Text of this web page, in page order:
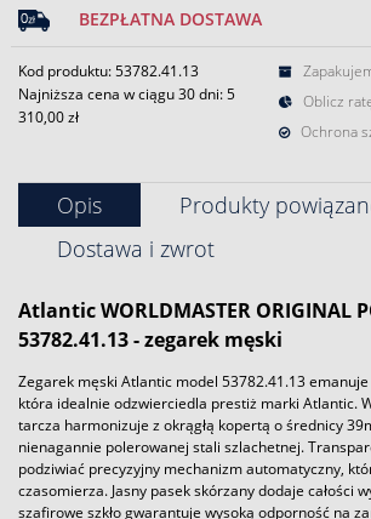
BEZPŁATNA DOSTAWA
Kod produktu: 53782.41.13
Najniższa cena w ciągu 30 dni:5
310,00 zł
Oblicz
Ochrona
Opis
Produkty
Dostawa i zwrot
Atlantic WORLDMASTER ORIGINAL
53782.41.13 - zegarek męski
Zegarek męski Atlantic model 53782.41.13
która idealnie odzwierciedla prestiż marki Atlantic.
tarcza harmonizuje z okrągłą kopertą o średnicy
nienagannie polerowanej stali szlachetnej.
podziwiać precyzyjny mechanizm automatyczny,
czasomierza. Jasny pasek skórzany dodaje całości
szafirowe szkło gwarantuje wysoką odporność na